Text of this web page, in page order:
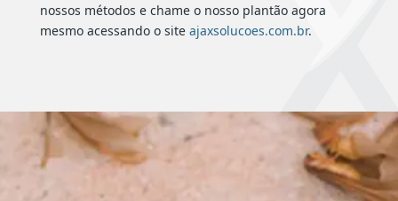
nossos métodos e chame o nosso plantão agora
mesmo acessando o site ajaxsolucoes.com.br.